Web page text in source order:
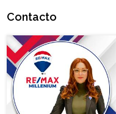
Contacto